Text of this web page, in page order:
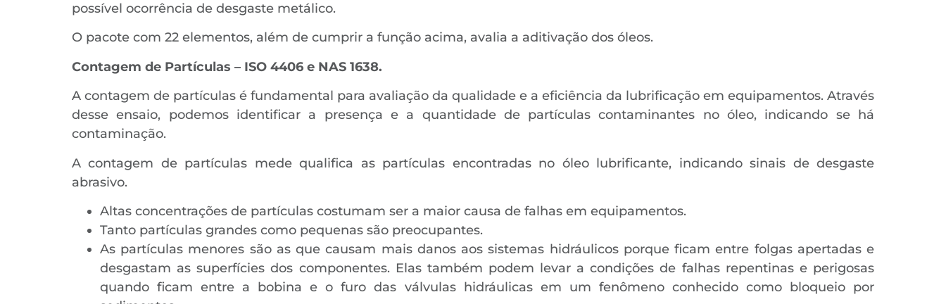
possível ocorrência de desgaste metálico.
O pacote com 22 elementos, além de cumprir a função acima, avalia a aditivação dos óleos.
Contagem de Partículas – ISO 4406 e NAS 1638.
A contagem de partículas é fundamental para avaliação da qualidade e a eficiência da lubrificação em equipamentos. Através
desse ensaio, podemos identificar a presença e a quantidade de partículas contaminantes no óleo, indicando se há
contaminação.
A contagem de partículas mede qualifica as partículas encontradas no óleo lubrificante, indicando sinais de desgaste
abrasivo.
Altas concentrações de partículas costumam ser a maior causa de falhas em equipamentos.
Tanto partículas grandes como pequenas são preocupantes.
As partículas menores são as que causam mais danos aos sistemas hidráulicos porque ficam entre folgas apertadas e
desgastam as superfícies dos componentes. Elas também podem levar a condições de falhas repentinas e perigosas
quando ficam entre a bobina e o furo das válvulas hidráulicas em um fenômeno conhecido como bloqueio por